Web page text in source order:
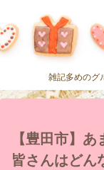
雑記多めのグ
【豊田市】
皆さんはどん